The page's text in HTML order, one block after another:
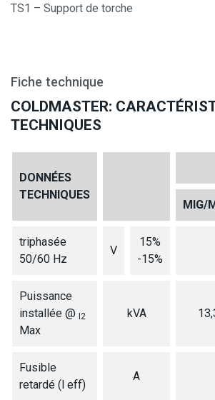
TS1 – Support de torche
Fiche technique
COLDMASTER:
TECHNIQUES
DONNÉES
TECHNIQUES
MIG/
triphasée
50/60 Hz
V
15%
-15%
Puissance
installée @ I2
Max
kVA
Fusible
retardé (l eff)
A